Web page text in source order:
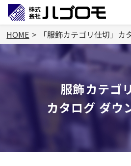
HOME 「服飾カテゴリ仕切」
服飾カテゴ
カタログ ダウ